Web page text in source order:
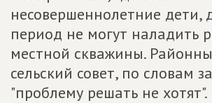
несовершеннолетние дети,
период не могут наладить
местной скважины.
сельский совет, по словам
"проблему решать не хотят".